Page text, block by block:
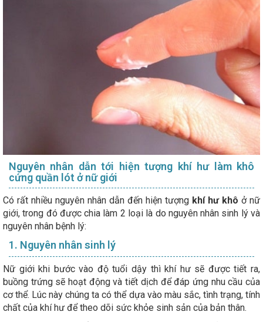
Nguyên nhân dẫn tới hiện tượng khí hư làm khô
cứng quần lót ở nữ giới
Có rất nhiều nguyên nhân dẫn đến hiện tượng khí hư khô ở nữ
giới, trong đó được chia làm 2 loại là do nguyên nhân sinh lý và
nguyên nhân bệnh lý:
1. Nguyên nhân sinh lý
Nữ giới khi bước vào độ tuổi dậy thì khí hư sẽ được tiết ra,
buồng trứng sẽ hoạt động và tiết dịch để đáp ứng nhu cầu của
cơ thể. Lúc này chúng ta có thể dựa vào màu sắc, tình trạng, tính
chất của khí hư để theo dõi sức khỏe sinh sản của bản thân.